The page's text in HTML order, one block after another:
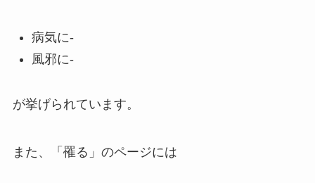
病気に-
風邪に-
が挙げられています。
また、「罹る」のページには